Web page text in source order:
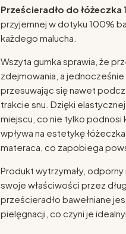
Prześcieradło do łóżeczka
przyjemnej w dotyku 100%
każdego malucha.
Wszyta gumka sprawia, że
zdejmowania, a
przesuwając się nawet
trakcie snu. Dzięki
miejscu, co nie tylko podnosi
wpływa na estetykę
materaca, co zapobiega
Produkt wytrzymały,
swoje właściwości przez
prześcieradło bawełniane
pielęgnacji, co czyni je